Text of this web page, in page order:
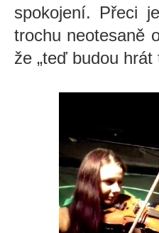
spokojení. Přeci
trochu neotesaně
že „teď budou hrát